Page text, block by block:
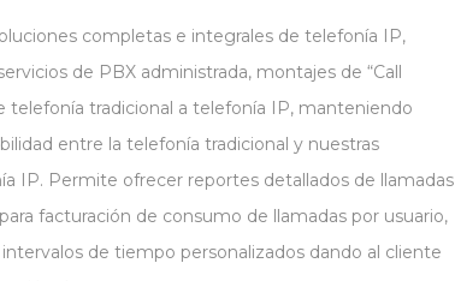
completas e integrales de telefonía IP,
de PBX administrada, montajes de “Call
telefonía tradicional a telefonía IP, manteniendo
entre la telefonía tradicional y nuestras
IP. Permite ofrecer reportes detallados de llamadas
facturación de consumo de llamadas por usuario,
de tiempo personalizados dando al cliente